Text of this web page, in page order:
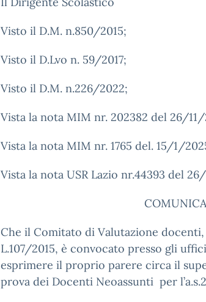
Visto il D.M. n.850/2015;
Visto il D.Lvo n. 59/2017;
Visto il D.M. n.226/2022;
Vista la nota MIM nr. 202382 del 26/
Vista la nota MIM nr. 1765 del. 15/1/
Vista la nota USR Lazio nr.44393 del
COMUNICA
Che il Comitato di Valutazione docenti,
L.107/2015, è convocato presso gli
esprimere il proprio parere circa il
prova dei Docenti Neoassunti per